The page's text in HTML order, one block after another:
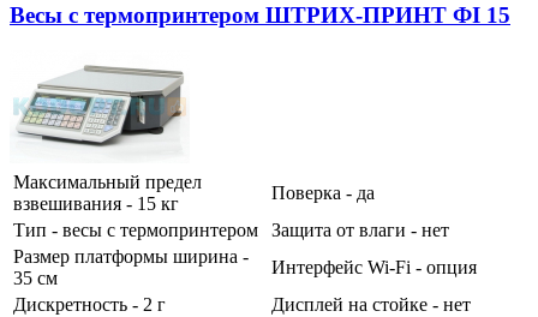
Весы с термопринтером ШТРИХ-ПРИНТ ФI 15
Максимальный предел
взвешивания - 15 кг
Поверка - да
Тип - весы с термопринтером
Защита от влаги - нет
Размер платформы ширина -
35 см
Интерфейс Wi-Fi - опция
Дискретность - 2 г
Дисплей на стойке - нет